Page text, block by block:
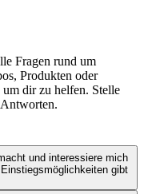
Fragen rund um
Produkten oder
dir zu helfen. Stelle
gibt